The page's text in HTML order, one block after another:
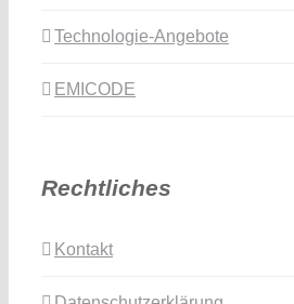
Technologie-Angebote
EMICODE
Rechtliches
Kontakt